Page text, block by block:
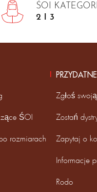
ŚOI
2 I 3
ŚOI
rozmiarach
Zgłoś
Zostań
Zapytaj o
Informacje
Rodo